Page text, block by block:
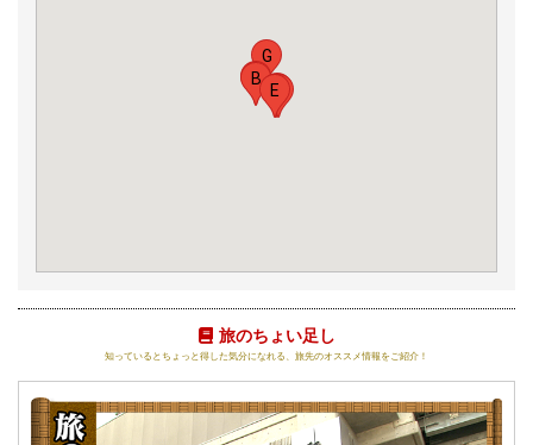
A
B
C
D
E
F
G
旅のちょい足し
知っているとちょっと得した気分になれる、旅先のオススメ情報をご紹介！